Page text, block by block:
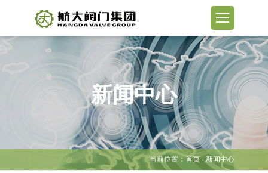
新闻中心
当前位置：首页- 新闻中心